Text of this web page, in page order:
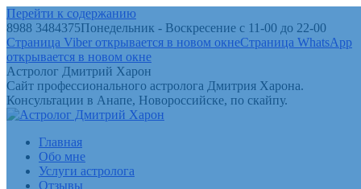
Перейти к содержанию
8988 3484375Понедельник - Воскресение с 11-00 до 22-00
Страница Viber открывается в новом окнеСтраница WhatsApp
открывается в новом окне
Астролог Дмитрий Харон
Сайт профессионального астролога Дмитрия Харона.
Консультации в Анапе, Новороссийске, по скайпу.
Главная
Обо мне
Услуги астролога
Отзывы